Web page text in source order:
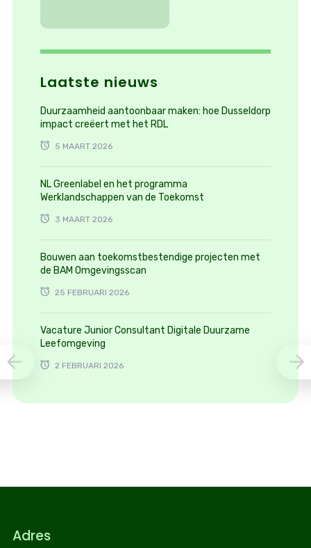
Laatste nieuws
Duurzaamheid aantoonbaar maken: hoe Dusseldorp
impact creëert met het RDL
5 MAART 2026
NL Greenlabel en het programma
Werklandschappen van de Toekomst
3 MAART 2026
Bouwen aan toekomstbestendige projecten met
de BAM Omgevingsscan
25 FEBRUARI 2026
Vacature Junior Consultant Digitale Duurzame
Leefomgeving
2 FEBRUARI 2026
Adres